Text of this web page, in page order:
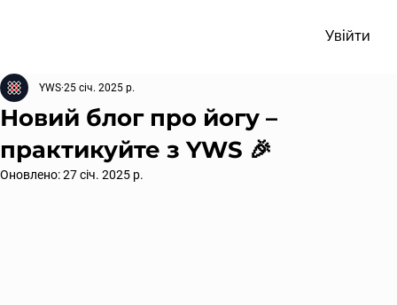
Увійти
Новий блог про йогу –
практикуйте з YWS 🎉
YWS 25 січ. 2025 р.
Оновлено:27 січ. 2025 р.